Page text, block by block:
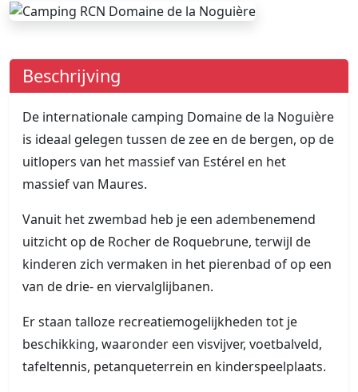
Beschrijving
De internationale camping Domaine de la Noguière
is ideaal gelegen tussen de zee en de bergen, op de
uitlopers van het massief van Estérel en het
massief van Maures.
Vanuit het zwembad heb je een adembenemend
uitzicht op de Rocher de Roquebrune, terwijl de
kinderen zich vermaken in het pierenbad of op een
van de drie- en viervalglijbanen.
Er staan talloze recreatiemogelijkheden tot je
beschikking, waaronder een visvijver, voetbalveld,
tafeltennis, petanqueterrein en kinderspeelplaats.